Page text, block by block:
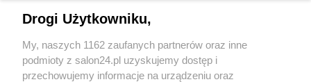
Sport
Społeczeństwo
Drogi Użytkowniku,
My, naszych 1162 zaufanych partnerów oraz inne
podmioty z salon24.pl uzyskujemy dostęp i
przechowujemy informacje na urządzeniu oraz